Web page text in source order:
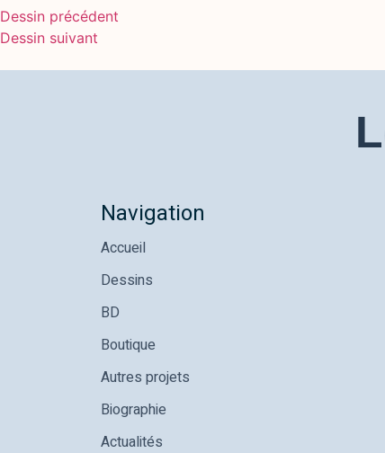
Dessin précédent
Dessin suivant
Navigation
Accueil
Dessins
BD
Boutique
Autres projets
Biographie
Actualités